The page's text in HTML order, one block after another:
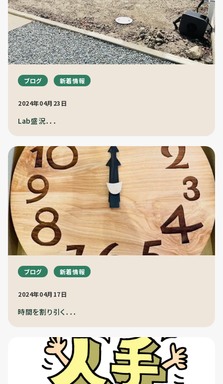
お問い合わせ
個人情報保護方針
ブログ 新着情報
2024年04月23日
Lab盛況．．．
ブログ 新着情報
2024年04月17日
時間を割り引く．．．